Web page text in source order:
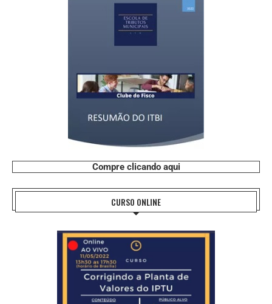
Compre clicando aqui
CURSO ONLINE